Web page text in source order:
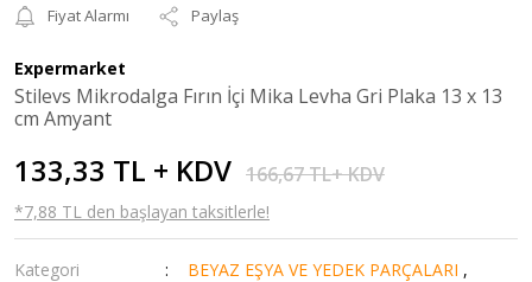
Fiyat Alarmı
Paylaş
Expermarket
Stilevs Mikrodalga Fırın İçi Mika Levha Gri Plaka 13 x 13
cm Amyant
133,33 TL + KDV 166,67 TL+ KDV
*7,88 TL den başlayan taksitlerle!
Kategori BEYAZ EŞYA VE YEDEK PARÇALARI ,